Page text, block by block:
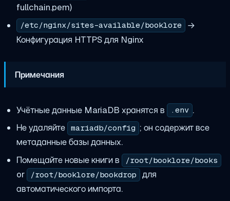
fullchain.pem)
/etc/nginx/sites-available/booklore
→
Конфигурация HTTPS для Nginx
Примечания
Учётные данные MariaDB хранятся в .env .
Не удаляйте mariadb/config ; он содержит все
метаданные базы данных.
Помещайте новые книги в
/root/booklore/books
or /root/booklore/bookdrop для
автоматического импорта.